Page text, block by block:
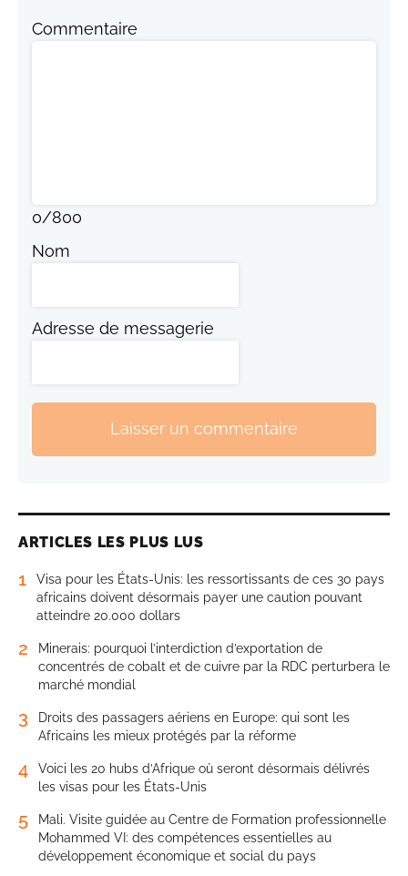
Commentaire
0/800
Nom
Adresse de messagerie
Laisser un commentaire
ARTICLES LES PLUS LUS
1
Visa pour les États-Unis: les ressortissants de ces 30 pays
africains doivent désormais payer une caution pouvant
atteindre 20.000 dollars
2
Minerais: pourquoi l’interdiction d’exportation de
concentrés de cobalt et de cuivre par la RDC perturbera le
marché mondial
3
Droits des passagers aériens en Europe: qui sont les
Africains les mieux protégés par la réforme
4
Voici les 20 hubs d’Afrique où seront désormais délivrés
les visas pour les États-Unis
5
Mali. Visite guidée au Centre de Formation professionnelle
Mohammed VI: des compétences essentielles au
développement économique et social du pays